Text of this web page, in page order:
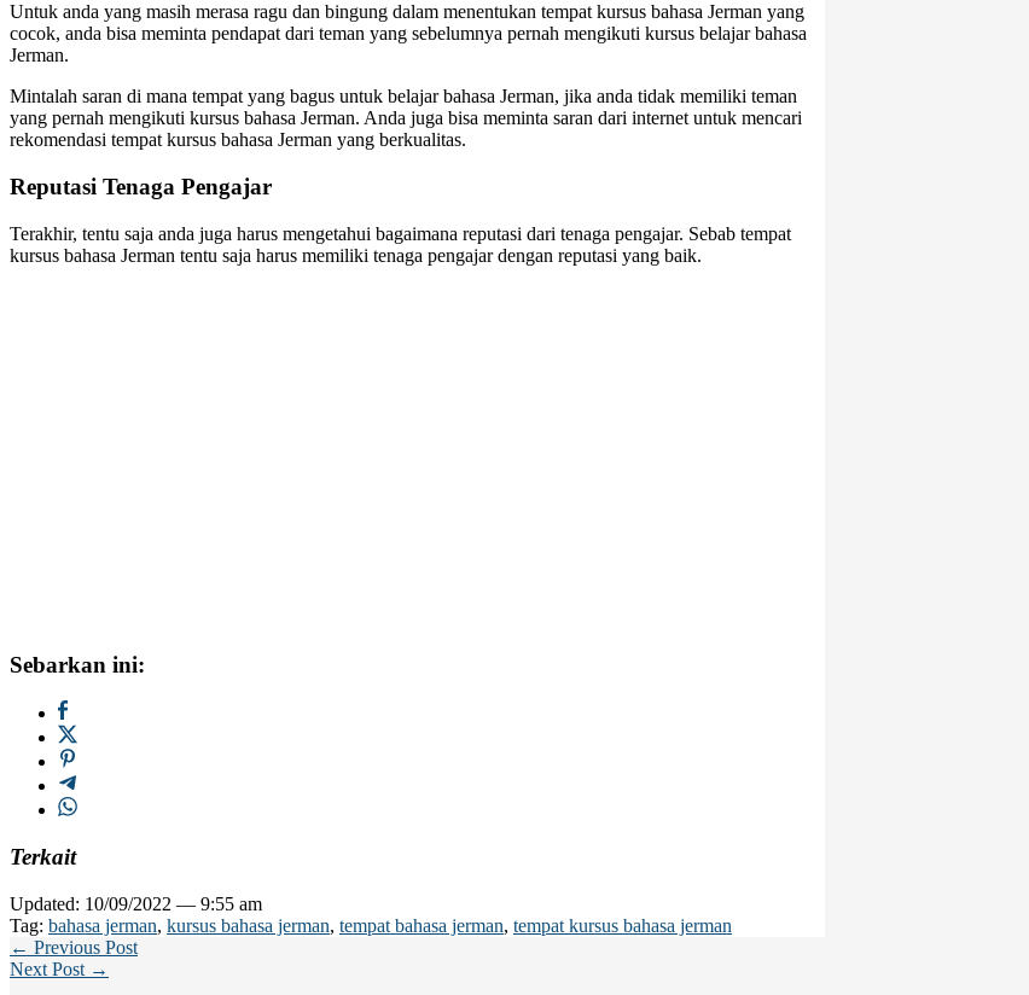
Untuk anda yang masih merasa ragu dan bingung dalam menentukan tempat kursus bahasa Jerman yang
cocok, anda bisa meminta pendapat dari teman yang sebelumnya pernah mengikuti kursus belajar bahasa
Jerman.
Mintalah saran di mana tempat yang bagus untuk belajar bahasa Jerman, jika anda tidak memiliki teman
yang pernah mengikuti kursus bahasa Jerman. Anda juga bisa meminta saran dari internet untuk mencari
rekomendasi tempat kursus bahasa Jerman yang berkualitas.
Reputasi Tenaga Pengajar
Terakhir, tentu saja anda juga harus mengetahui bagaimana reputasi dari tenaga pengajar. Sebab tempat
kursus bahasa Jerman tentu saja harus memiliki tenaga pengajar dengan reputasi yang baik.
Sebarkan ini:
Terkait
Updated: 10/09/2022 — 9:55 am
Tag: bahasa jerman, kursus bahasa jerman, tempat bahasa jerman, tempat kursus bahasa jerman
← Previous Post
Next Post →